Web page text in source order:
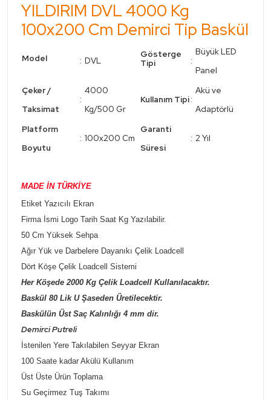
YILDIRIM DVL 4000 Kg
100x200 Cm Demirci Tip Baskül
Model : DVL
Gösterge
Tipi
:
Büyük LED
Panel
Çeker /
Taksimat
:
4000
Kg/500 Gr
Kullanım Tipi:
Akü ve
Adaptörlü
Platform
Boyutu
: 100x200 Cm
Garanti
Süresi
: 2 Yıl
MADE İN TÜRKİYE
Etiket Yazıcılı Ekran
Firma İsmi Logo Tarih Saat Kg Yazılabilir.
50 Cm Yüksek Sehpa
Ağır Yük ve Darbelere Dayanıkı Çelik Loadcell
Dört Köşe Çelik Loadcell Sistemi
Her Köşede 2000 Kg Çelik Loadcell Kullanılacaktır.
Baskül 80 Lik U Şaseden Üretilecektir.
Baskülün Üst Saç Kalınlığı 4 mm dir.
Demirci Putreli
İstenilen Yere Takılabilen Seyyar Ekran
100 Saate kadar Akülü Kullanım
Üst Üste Ürün Toplama
Su Geçirmez Tuş Takımı